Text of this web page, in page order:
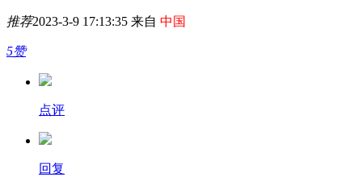
推荐2023-3-9 17:13:35 来自 中国
5赞
点评
回复